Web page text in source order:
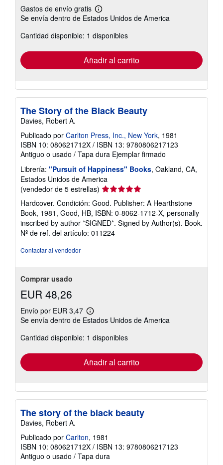
Gastos de envío gratis
Más
información
las
tarifas
envío
Se envía dentro de Estados Unidos de America
Cantidad disponible: 1 disponibles
Añadir al carrito
The Story of the Black Beauty
Davies, Robert A.
Publicado por Carlton Press, Inc., New York, 1981
ISBN 10: 080621712X / ISBN 13: 9780806217123
Antiguo o usado / Tapa dura Ejemplar firmado
Librería: "Pursuit of Happiness" Books, Oakland, CA,
Estados Unidos de America
(vendedor de 5 estrellas) Calificación
del
vendedor:
5
de
5
Hardcover. Condición: Good. Publisher: A Hearthstone
Book, 1981, Good, HB, ISBN: 0-8062-1712-X, personally
inscribed by author *SIGNED*. Signed by Author(s). Book.
Nº de ref. del artículo: 011224
Contactar al vendedor
Comprar usado
EUR 48,26
Envío por EUR 3,47
Más
información
las
tarifas
envío
Se envía dentro de Estados Unidos de America
Cantidad disponible: 1 disponibles
Añadir al carrito
The story of the black beauty
Davies, Robert A.
Publicado por Carlton, 1981
ISBN 10: 080621712X / ISBN 13: 9780806217123
Antiguo o usado / Tapa dura